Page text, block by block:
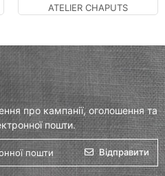
ATELIER CHAPUTS
про кампанії, оголошення та
пошти.
Відправити